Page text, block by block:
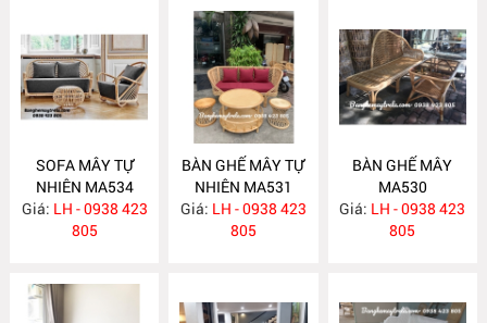
SOFA MÂY TỰ
NHIÊN MA534
Giá: LH - 0938 423
805
BÀN GHẾ MÂY TỰ
NHIÊN MA531
Giá: LH - 0938 423
805
BÀN GHẾ MÂY
MA530
Giá: LH - 0938 423
805